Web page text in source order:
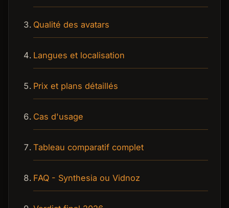
Qualité des avatars
Langues et localisation
Prix et plans détaillés
Cas d'usage
Tableau comparatif complet
FAQ - Synthesia ou Vidnoz